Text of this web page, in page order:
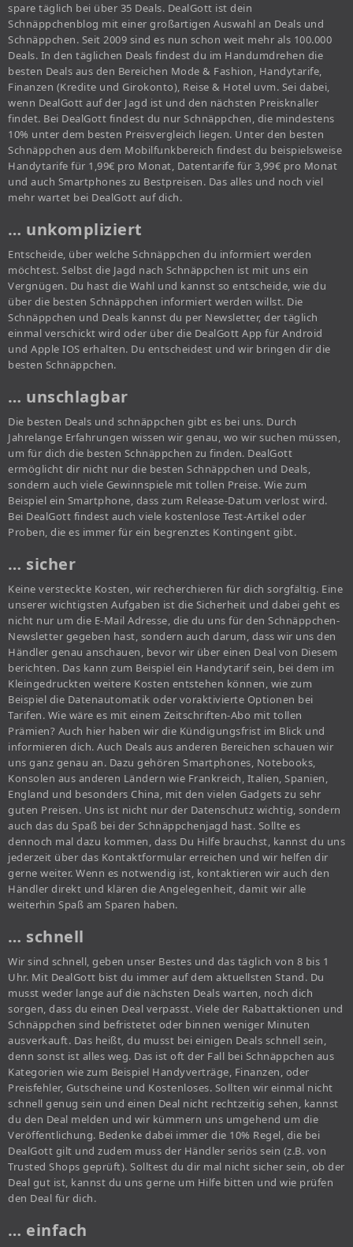
spare täglich bei über 35 Deals. DealGott ist dein
Schnäppchenblog mit einer großartigen Auswahl an Deals und
Schnäppchen. Seit 2009 sind es nun schon weit mehr als 100.000
Deals. In den täglichen Deals findest du im Handumdrehen die
besten Deals aus den Bereichen Mode & Fashion, Handytarife,
Finanzen (Kredite und Girokonto), Reise & Hotel uvm. Sei dabei,
wenn DealGott auf der Jagd ist und den nächsten Preisknaller
findet. Bei DealGott findest du nur Schnäppchen, die mindestens
10% unter dem besten Preisvergleich liegen. Unter den besten
Schnäppchen aus dem Mobilfunkbereich findest du beispielsweise
Handytarife für 1,99€ pro Monat, Datentarife für 3,99€ pro Monat
und auch Smartphones zu Bestpreisen. Das alles und noch viel
mehr wartet bei DealGott auf dich.
… unkompliziert
Entscheide, über welche Schnäppchen du informiert werden
möchtest. Selbst die Jagd nach Schnäppchen ist mit uns ein
Vergnügen. Du hast die Wahl und kannst so entscheide, wie du
über die besten Schnäppchen informiert werden willst. Die
Schnäppchen und Deals kannst du per Newsletter, der täglich
einmal verschickt wird oder über die DealGott App für Android
und Apple IOS erhalten. Du entscheidest und wir bringen dir die
besten Schnäppchen.
… unschlagbar
Die besten Deals und schnäppchen gibt es bei uns. Durch
Jahrelange Erfahrungen wissen wir genau, wo wir suchen müssen,
um für dich die besten Schnäppchen zu finden. DealGott
ermöglicht dir nicht nur die besten Schnäppchen und Deals,
sondern auch viele Gewinnspiele mit tollen Preise. Wie zum
Beispiel ein Smartphone, dass zum Release-Datum verlost wird.
Bei DealGott findest auch viele kostenlose Test-Artikel oder
Proben, die es immer für ein begrenztes Kontingent gibt.
… sicher
Keine versteckte Kosten, wir recherchieren für dich sorgfältig. Eine
unserer wichtigsten Aufgaben ist die Sicherheit und dabei geht es
nicht nur um die E-Mail Adresse, die du uns für den Schnäppchen-
Newsletter gegeben hast, sondern auch darum, dass wir uns den
Händler genau anschauen, bevor wir über einen Deal von Diesem
berichten. Das kann zum Beispiel ein Handytarif sein, bei dem im
Kleingedruckten weitere Kosten entstehen können, wie zum
Beispiel die Datenautomatik oder voraktivierte Optionen bei
Tarifen. Wie wäre es mit einem Zeitschriften-Abo mit tollen
Prämien? Auch hier haben wir die Kündigungsfrist im Blick und
informieren dich. Auch Deals aus anderen Bereichen schauen wir
uns ganz genau an. Dazu gehören Smartphones, Notebooks,
Konsolen aus anderen Ländern wie Frankreich, Italien, Spanien,
England und besonders China, mit den vielen Gadgets zu sehr
guten Preisen. Uns ist nicht nur der Datenschutz wichtig, sondern
auch das du Spaß bei der Schnäppchenjagd hast. Sollte es
dennoch mal dazu kommen, dass Du Hilfe brauchst, kannst du uns
jederzeit über das Kontaktformular erreichen und wir helfen dir
gerne weiter. Wenn es notwendig ist, kontaktieren wir auch den
Händler direkt und klären die Angelegenheit, damit wir alle
weiterhin Spaß am Sparen haben.
… schnell
Wir sind schnell, geben unser Bestes und das täglich von 8 bis 1
Uhr. Mit DealGott bist du immer auf dem aktuellsten Stand. Du
musst weder lange auf die nächsten Deals warten, noch dich
sorgen, dass du einen Deal verpasst. Viele der Rabattaktionen und
Schnäppchen sind befristetet oder binnen weniger Minuten
ausverkauft. Das heißt, du musst bei einigen Deals schnell sein,
denn sonst ist alles weg. Das ist oft der Fall bei Schnäppchen aus
Kategorien wie zum Beispiel Handyverträge, Finanzen, oder
Preisfehler, Gutscheine und Kostenloses. Sollten wir einmal nicht
schnell genug sein und einen Deal nicht rechtzeitig sehen, kannst
du den Deal melden und wir kümmern uns umgehend um die
Veröffentlichung. Bedenke dabei immer die 10% Regel, die bei
DealGott gilt und zudem muss der Händler seriös sein (z.B. von
Trusted Shops geprüft). Solltest du dir mal nicht sicher sein, ob der
Deal gut ist, kannst du uns gerne um Hilfe bitten und wie prüfen
den Deal für dich.
… einfach